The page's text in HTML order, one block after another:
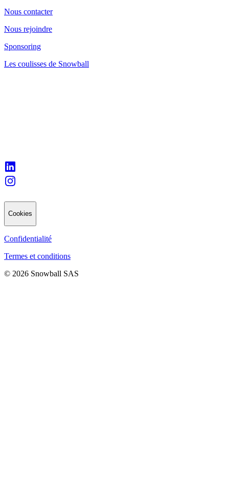
Nous contacter
Nous rejoindre
Sponsoring
Les coulisses de Snowball
Cookies
Confidentialité
Termes et conditions
© 2026 Snowball SAS